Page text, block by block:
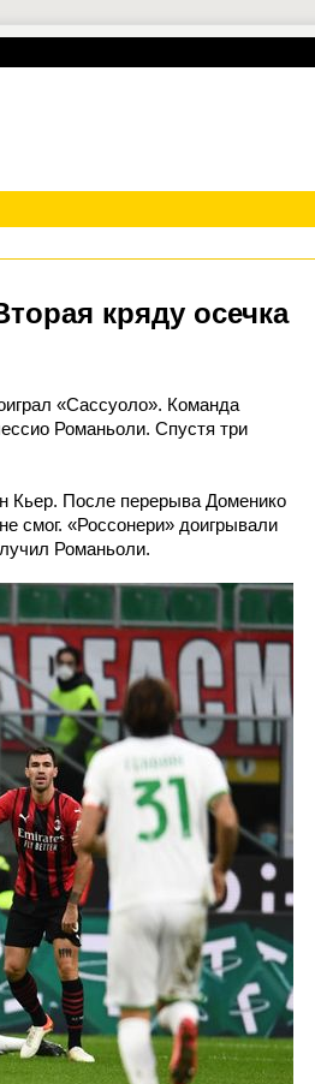
кряду осечка
«Сассуоло». Команда
Романьоли. Спустя три
Кьер. После перерыва Доменико
смог. «Россонери» доигрывали
Романьоли.